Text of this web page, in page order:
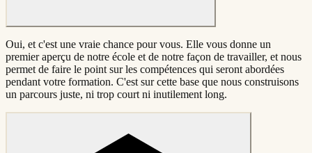
Oui, et c'est une vraie chance pour vous. Elle vous donne un
premier aperçu de notre école et de notre façon de travailler, et nous
permet de faire le point sur les compétences qui seront abordées
pendant votre formation. C'est sur cette base que nous construisons
un parcours juste, ni trop court ni inutilement long.